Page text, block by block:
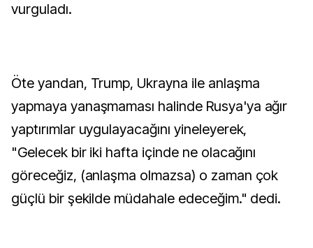
vurguladı.
Öte yandan, Trump, Ukrayna ile anlaşma
yapmaya yanaşmaması halinde Rusya'ya ağır
yaptırımlar uygulayacağını yineleyerek,
"Gelecek bir iki hafta içinde ne olacağını
göreceğiz, (anlaşma olmazsa) o zaman çok
güçlü bir şekilde müdahale edeceğim." dedi.